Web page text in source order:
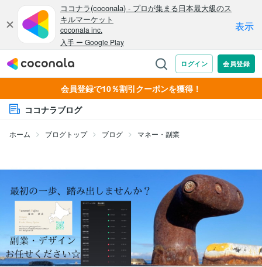
会員登録で10％割引クーポンを獲得！
ココナラブログ
ホーム ブログトップ ブログ マネー・副業